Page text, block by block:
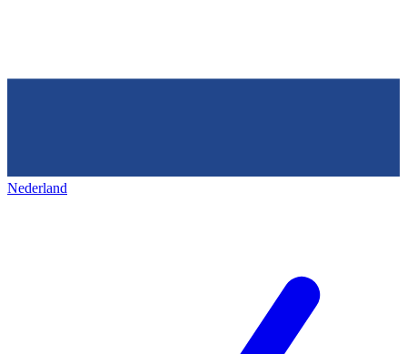
Nederland